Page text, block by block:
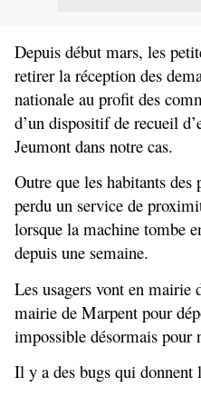
Depuis début mars, les
retirer la réception des
nationale au profit des
d’un dispositif de recueil
Jeumont dans notre cas.
Outre que les habitants
perdu un service de
lorsque la machine tombe
depuis une semaine.
Les usagers vont en mairie
mairie de Marpent pour
impossible désormais pour
Il y a des bugs qui